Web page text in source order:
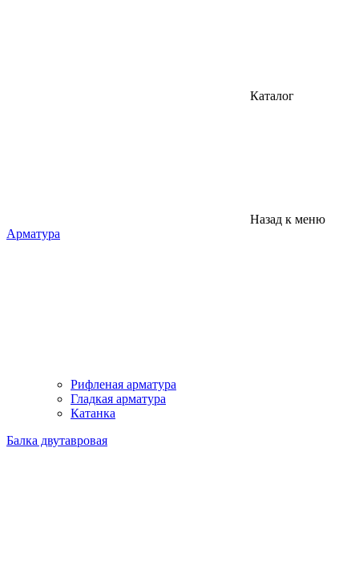
Каталог
Назад к меню
Арматура
Рифленая арматура
Гладкая арматура
Катанка
Балка двутавровая